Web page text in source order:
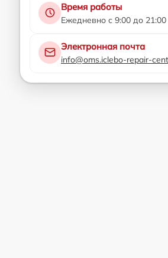
Время работы
Ежедневно с 9:00 до 21:00
Электронная почта
info@oms.iclebo-repair-